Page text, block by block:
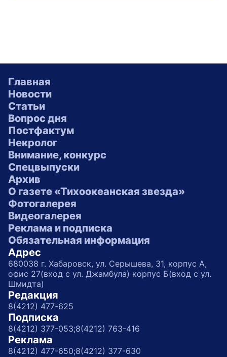
Главная
Новости
Статьи
Вопрос дня
Постфактум
Некролог
Внимание, конкурс
Спецвыпуски
Архив
О газете «Тихоокеанская звезда»
Фотогалерея
Видеогалерея
Реклама и подписка
Обязательная информация
Адрес
680038 г. Хабаровск, ул. Серышева, 31, корпус А,
офис 27(вход с ул. Джамбула) корпус Б(вход с ул.
Шмидта)
Редакция
8(4212) 477-625
Подписка
8(4212) 377-053;8(4212) 763-416
Реклама
8(4212) 477-650;8(4212) 377-630